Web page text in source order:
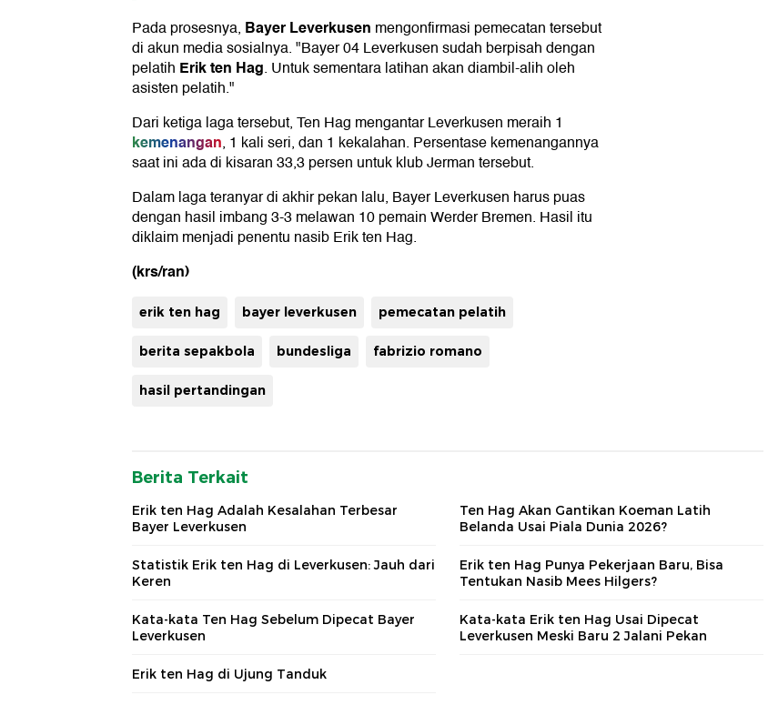
Pada prosesnya, Bayer Leverkusen mengonfirmasi pemecatan tersebut
di akun media sosialnya. "Bayer 04 Leverkusen sudah berpisah dengan
pelatih Erik ten Hag. Untuk sementara latihan akan diambil-alih oleh
asisten pelatih."
Dari ketiga laga tersebut, Ten Hag mengantar Leverkusen meraih 1
kemenangan, 1 kali seri, dan 1 kekalahan. Persentase kemenangannya
saat ini ada di kisaran 33,3 persen untuk klub Jerman tersebut.
Dalam laga teranyar di akhir pekan lalu, Bayer Leverkusen harus puas
dengan hasil imbang 3-3 melawan 10 pemain Werder Bremen. Hasil itu
diklaim menjadi penentu nasib Erik ten Hag.
(krs/ran)
erik ten hag bayer leverkusen pemecatan pelatih
berita sepakbola bundesliga fabrizio romano
hasil pertandingan
Berita Terkait
Erik ten Hag Adalah Kesalahan Terbesar
Bayer Leverkusen
Ten Hag Akan Gantikan Koeman Latih
Belanda Usai Piala Dunia 2026?
Statistik Erik ten Hag di Leverkusen: Jauh dari
Keren
Erik ten Hag Punya Pekerjaan Baru, Bisa
Tentukan Nasib Mees Hilgers?
Kata-kata Ten Hag Sebelum Dipecat Bayer
Leverkusen
Kata-kata Erik ten Hag Usai Dipecat
Leverkusen Meski Baru 2 Jalani Pekan
Erik ten Hag di Ujung Tanduk